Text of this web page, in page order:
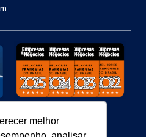
melhor